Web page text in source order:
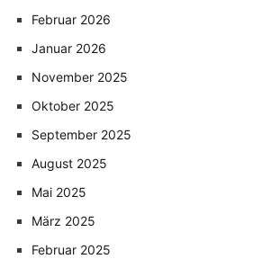
Februar 2026
Januar 2026
November 2025
Oktober 2025
September 2025
August 2025
Mai 2025
März 2025
Februar 2025